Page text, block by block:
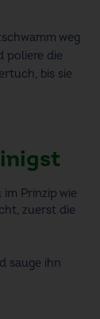
weg
poliere die
bis sie
Prinzip wie
zuerst die
sauge ihn